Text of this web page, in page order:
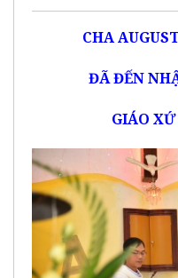
CHA
ĐÃ ĐẾN
GIÁO